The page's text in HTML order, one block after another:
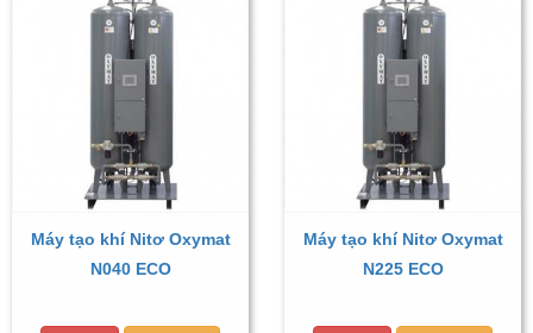
Máy tạo khí Nitơ Oxymat
N040 ECO
Máy tạo khí Nitơ Oxymat
N225 ECO